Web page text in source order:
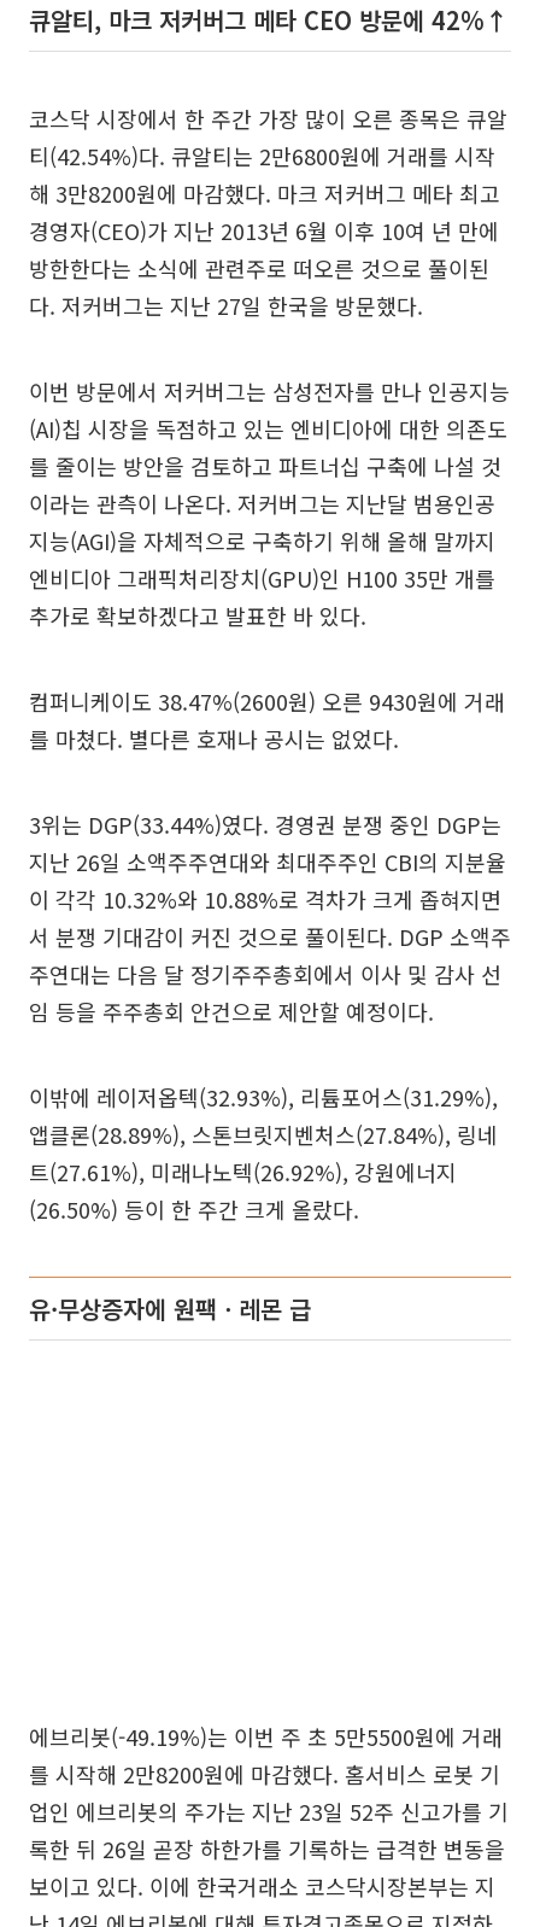
큐알티, 마크 저커버그 메타 CEO 방문에 42%↑
코스닥 시장에서 한 주간 가장 많이 오른 종목은 큐알
티(42.54%)다. 큐알티는 2만6800원에 거래를 시작
해 3만8200원에 마감했다. 마크 저커버그 메타 최고
경영자(CEO)가 지난 2013년 6월 이후 10여 년 만에
방한한다는 소식에 관련주로 떠오른 것으로 풀이된
다. 저커버그는 지난 27일 한국을 방문했다.
이번 방문에서 저커버그는 삼성전자를 만나 인공지능
(AI)칩 시장을 독점하고 있는 엔비디아에 대한 의존도
를 줄이는 방안을 검토하고 파트너십 구축에 나설 것
이라는 관측이 나온다. 저커버그는 지난달 범용인공
지능(AGI)을 자체적으로 구축하기 위해 올해 말까지
엔비디아 그래픽처리장치(GPU)인 H100 35만 개를
추가로 확보하겠다고 발표한 바 있다.
컴퍼니케이도 38.47%(2600원) 오른 9430원에 거래
를 마쳤다. 별다른 호재나 공시는 없었다.
3위는 DGP(33.44%)였다. 경영권 분쟁 중인 DGP는
지난 26일 소액주주연대와 최대주주인 CBI의 지분율
이 각각 10.32%와 10.88%로 격차가 크게 좁혀지면
서 분쟁 기대감이 커진 것으로 풀이된다. DGP 소액주
주연대는 다음 달 정기주주총회에서 이사 및 감사 선
임 등을 주주총회 안건으로 제안할 예정이다.
이밖에 레이저옵텍(32.93%), 리튬포어스(31.29%),
앱클론(28.89%), 스톤브릿지벤처스(27.84%), 링네
트(27.61%), 미래나노텍(26.92%), 강원에너지
(26.50%) 등이 한 주간 크게 올랐다.
유·무상증자에 원팩ㆍ레몬 급
에브리봇(-49.19%)는 이번 주 초 5만5500원에 거래
를 시작해 2만8200원에 마감했다. 홈서비스 로봇 기
업인 에브리봇의 주가는 지난 23일 52주 신고가를 기
록한 뒤 26일 곧장 하한가를 기록하는 급격한 변동을
보이고 있다. 이에 한국거래소 코스닥시장본부는 지